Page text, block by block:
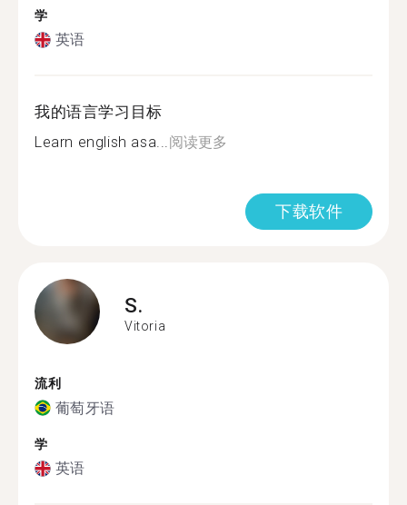
学
英语
我的语言学习目标
Learn english asa...阅读更多
下载软件
S.
Vitoria
流利
葡萄牙语
学
英语